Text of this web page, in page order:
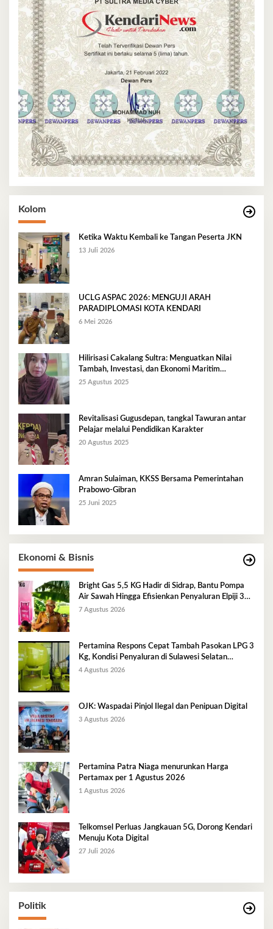
Kolom
Ketika Waktu Kembali ke Tangan Peserta JKN
13 Juli 2026
UCLG ASPAC 2026: MENGUJI ARAH
PARADIPLOMASI KOTA KENDARI
6 Mei 2026
Hilirisasi Cakalang Sultra: Menguatkan Nilai
Tambah, Investasi, dan Ekonomi Maritim
Berkelanjutan
25 Agustus 2025
Revitalisasi Gugusdepan, tangkal Tawuran antar
Pelajar melalui Pendidikan Karakter
20 Agustus 2025
Amran Sulaiman, KKSS Bersama Pemerintahan
Prabowo-Gibran
25 Juni 2025
Ekonomi & Bisnis
Bright Gas 5,5 KG Hadir di Sidrap, Bantu Pompa
Air Sawah Hingga Efisienkan Penyaluran Elpiji 3
Kg
7 Agustus 2026
Pertamina Respons Cepat Tambah Pasokan LPG 3
Kg, Kondisi Penyaluran di Sulawesi Selatan
Berlangsung Kondusif
4 Agustus 2026
OJK: Waspadai Pinjol Ilegal dan Penipuan Digital
3 Agustus 2026
Pertamina Patra Niaga menurunkan Harga
Pertamax per 1 Agustus 2026
1 Agustus 2026
Telkomsel Perluas Jangkauan 5G, Dorong Kendari
Menuju Kota Digital
27 Juli 2026
Politik